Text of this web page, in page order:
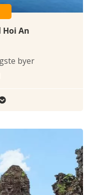
Hoi An
byer